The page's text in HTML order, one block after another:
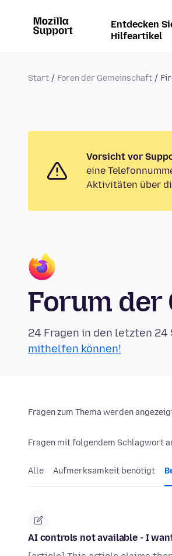
Entdecken
Hilfeartikel
Start Foren der Gemeinschaft
Vorsicht vor
eine
Aktivitäten über
Forum der
24 Fragen in den letzten
mithelfen können!
Fragen zum Thema werden
Fragen mit folgendem Schlagwort
Alle Aufmerksamkeit benötigt
AI controls not available - I